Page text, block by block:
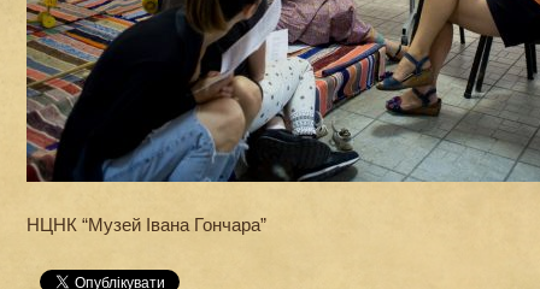
НЦНК “Музей Івана Гончара”